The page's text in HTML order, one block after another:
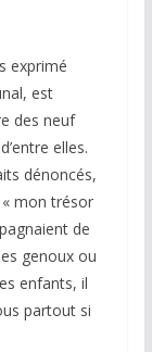
exprimé
est
des neuf
elles.
dénoncés,
mon trésor
de
genoux ou
enfants, il
partout si